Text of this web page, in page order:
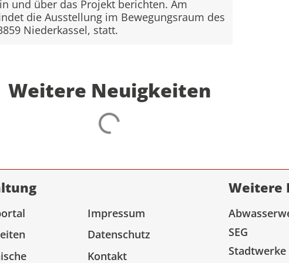
und über das Projekt berichten. Am
die Ausstellung im Bewegungsraum des
Niederkassel, statt.
Weitere Neuigkeiten
Impressum
Datenschutz
Kontakt
Weitere
SEG
Stadtwerke